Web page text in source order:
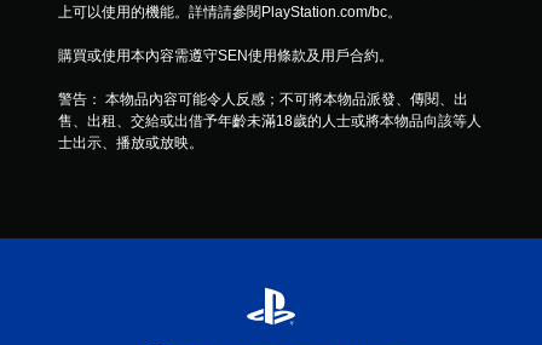
上可以使用的機能。詳情請參閱PlayStation.com/bc。
購買或使用本內容需遵守SEN使用條款及用戶合約。
警告： 本物品內容可能令人反感；不可將本物品派發、傳閱、出
售、出租、交給或出借予年齡未滿18歲的人士或將本物品向該等人
士出示、播放或放映。